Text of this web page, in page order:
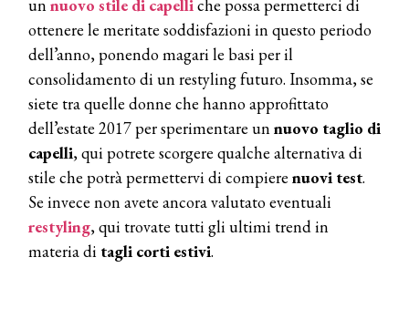
unnuovo stile di capelliche possa permetterci di
ottenere le meritate soddisfazioni in questo periodo
dell’anno, ponendo magari le basi per il
consolidamento di un restyling futuro. Insomma, se
siete tra quelle donne che hanno approfittato
dell’estate 2017 per sperimentare unnuovo taglio di
capelli, qui potrete scorgere qualche alternativa di
stile che potrà permettervi di compiere nuovi test.
Se invece non avete ancora valutato eventuali
restyling, qui trovate tutti gli ultimi trend in
materia di tagli corti estivi.